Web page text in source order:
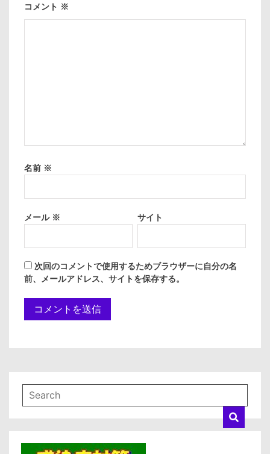
コメント ※
名前 ※
メール ※ サイト
次回のコメントで使用するためブラウザーに自分の名
前、メールアドレス、サイトを保存する。